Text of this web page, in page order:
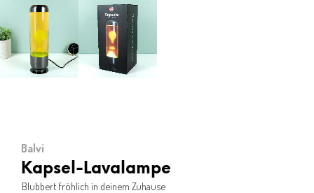
Balvi
Kapsel-Lavalampe
Blubbert fröhlich in deinem Zuhause